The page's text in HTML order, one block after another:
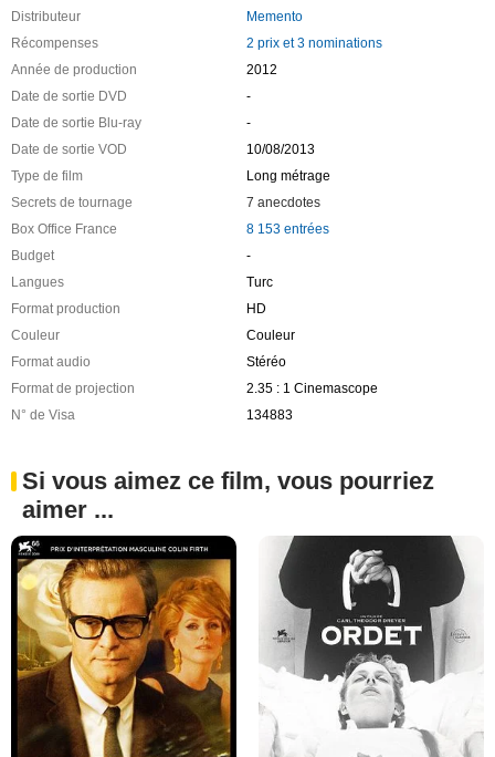
Distributeur
Memento
Récompenses
2 prix et 3 nominations
Année de production
2012
Date de sortie DVD
-
Date de sortie Blu-ray
-
Date de sortie VOD
10/08/2013
Type de film
Long métrage
Secrets de tournage
7 anecdotes
Box Office France
8 153 entrées
Budget
-
Langues
Turc
Format production
HD
Couleur
Couleur
Format audio
Stéréo
Format de projection
2.35 : 1 Cinemascope
N° de Visa
134883
Si vous aimez ce film, vous pourriez
aimer ...